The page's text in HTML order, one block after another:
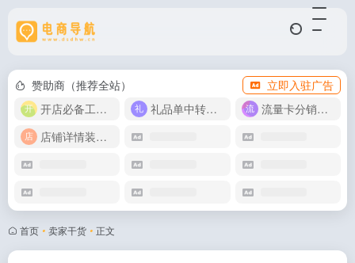
赞助商（推荐全站）
立即入驻广告
开店必备工具箱
礼品单中转同步单
流量卡分销代理
店铺详情装修模版
首页 • 卖家干货 • 正文